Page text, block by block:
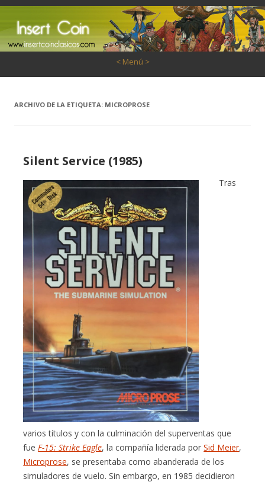
< Menú >
ARCHIVO DE LA ETIQUETA: MICROPROSE
Silent Service (1985)
Tras
varios títulos y con la culminación del superventas que
fue F-15: Strike Eagle, la compañía liderada porSid Meier,
Microprose, se presentaba como abanderada de los
simuladores de vuelo. Sin embargo, en 1985 decidieron